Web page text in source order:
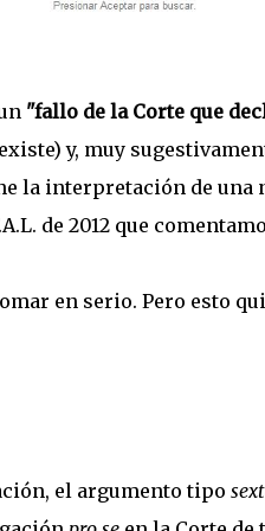
"fallo de la Corte que
y, muy
la interpretación de
de 2012 que
en serio. Pero esto
el argumento tipo